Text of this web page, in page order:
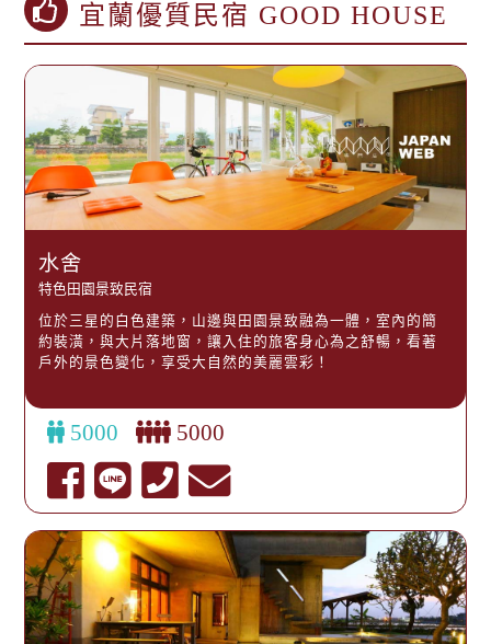
宜蘭優質民宿 GOOD HOUSE
水舍
特色田園景致民宿
位於三星的白色建築，山邊與田園景致融為一體，室內的簡
約裝潢，與大片落地窗，讓入住的旅客身心為之舒暢，看著
戶外的景色變化，享受大自然的美麗雲彩！
5000 5000